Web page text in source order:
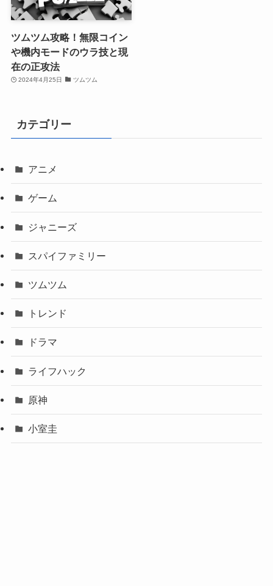
ツムツム攻略！無限コイン
や機内モードのウラ技と現
在の正攻法
2024年4月25日 ツムツム
カテゴリー
アニメ
ゲーム
ジャニーズ
スパイファミリー
ツムツム
トレンド
ドラマ
ライフハック
原神
小室圭